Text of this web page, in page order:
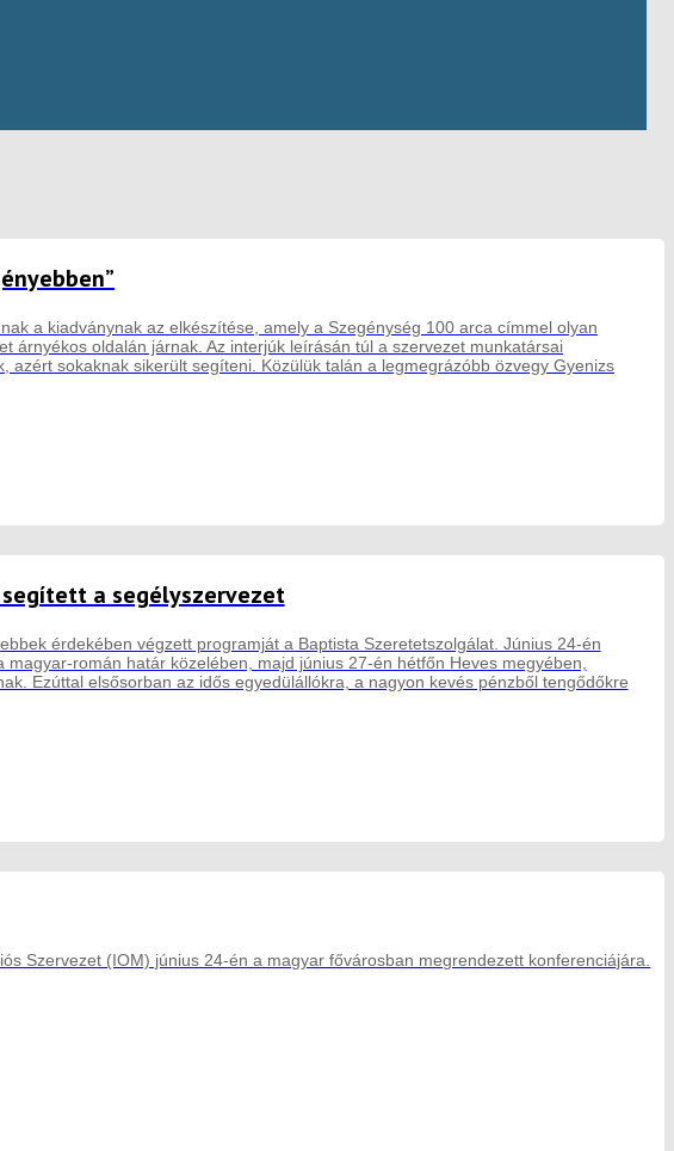
a kiadványnak az elkészítése, amely a Szegénység 100 arca címmel olyan
árnyékos oldalán járnak. Az interjúk leírásán túl a szervezet munkatársai
sokaknak sikerült segíteni. Közülük talán a legmegrázóbb özvegy Gyenizs
segített a segélyszervezet
érdekében végzett programját a Baptista Szeretetszolgálat. Június 24-én
román határ közelében, majd június 27-én hétfőn Heves megyében,
Ezúttal elsősorban az idős egyedülállókra, a nagyon kevés pénzből tengődőkre
Szervezet (IOM) június 24-én a magyar fővárosban megrendezett konferenciájára.